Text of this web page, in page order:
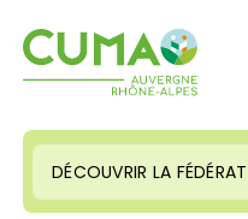
DÉCOUVRIR LA